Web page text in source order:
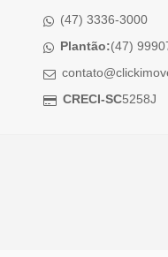
(47) 3336-3000
Plantão:(47)
CRECI-SC5258J